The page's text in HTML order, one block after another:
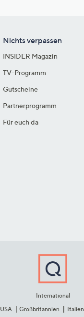
Nichts verpassen
INSIDER Magazin
TV-Programm
Gutscheine
Partnerprogramm
Für euch da
International
USA
Großbritannien Italien